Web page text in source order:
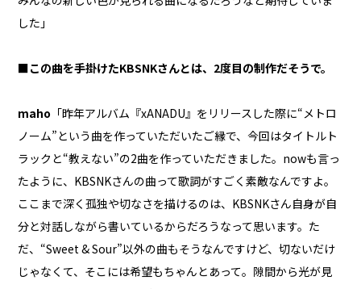
した」
■この曲を手掛けたKBSNKさんとは、2度目の制作だそうで。
maho 「昨年アルバム『xANADU』をリリースした際に“メトロ
ノーム”という曲を作っていただいたご縁で、今回はタイトルト
ラックと“教えない”の2曲を作っていただきました。nowも言っ
たように、KBSNKさんの曲って歌詞がすごく素敵なんですよ。
ここまで深く孤独や切なさを描けるのは、KBSNKさん自身が自
分と対話しながら書いているからだろうなって思います。た
だ、“Sweet & Sour”以外の曲もそうなんですけど、切ないだけ
じゃなくて、そこには希望もちゃんとあって。隙間から光が見